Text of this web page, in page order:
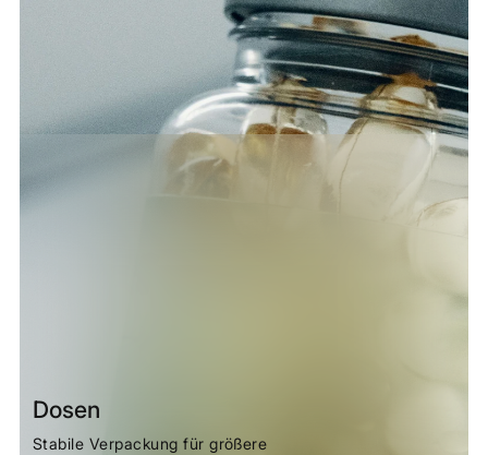
Dosen
Stabile Verpackung für größere